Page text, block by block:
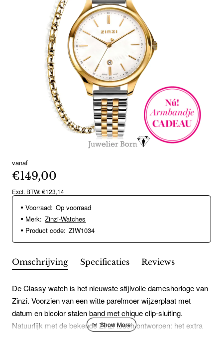
vanaf
€149,00
Excl. BTW: €123,14
Voorraad: Op voorraad
Merk: Zinzi-Watches
Product code: ZIW1034
Omschrijving Specificaties Reviews
De Classy watch is het nieuwste stijlvolle dameshorloge van
Zinzi. Voorzien van een witte parelmoer wijzerplaat met
datum en bicolor stalen band met chique clip-sluiting.
Natuurlijk met de bekende Zinzi touch ontworpen: het extra